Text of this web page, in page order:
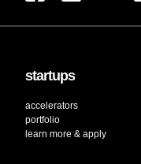
startups
accelerators
portfolio
learn more & apply